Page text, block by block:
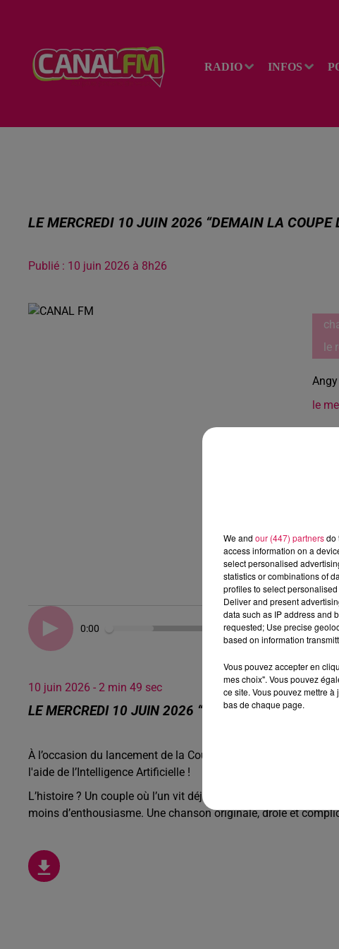
RADIO INFOS
LE MERCREDI 10 JUIN 2026 “DEMAIN LA COUPE
Publié : 10 juin 2026 à 8h26
le
le
0:00
10 juin 2026 - 2 min 49 sec
LE MERCREDI 10 JUIN 2026 “DEMAIN LA COUPE DU
À l’occasion du lancement de la Coupe du monde, Le Réveil
l'aide de l’Intelligence Artificielle !
L’histoire ? Un couple où l’un vit déjà au rythme du foot…
moins d’enthousiasme. Une chanson originale, drôle et
We and our (447) partnersdo
access information on a
select personalised
statistics or combinations of
profiles to select
Deliver and present
data such as IP address and
requested; Use precise
based on information
Vous pouvez accepter en
mes choix". Vous pouvez
ce site. Vous pouvez mettre
bas de chaque page.